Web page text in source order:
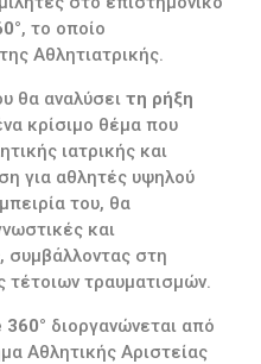
, το οποίο
Αθλητιατρικής.
θα αναλύσειτη ρήξη
κρίσιμο θέμα που
ιατρικής και
για αθλητές υψηλού
του, θα
και
συμβάλλοντας στη
τέτοιων τραυματισμών.
διοργανώνεται από
Αθλητικής Αριστείας